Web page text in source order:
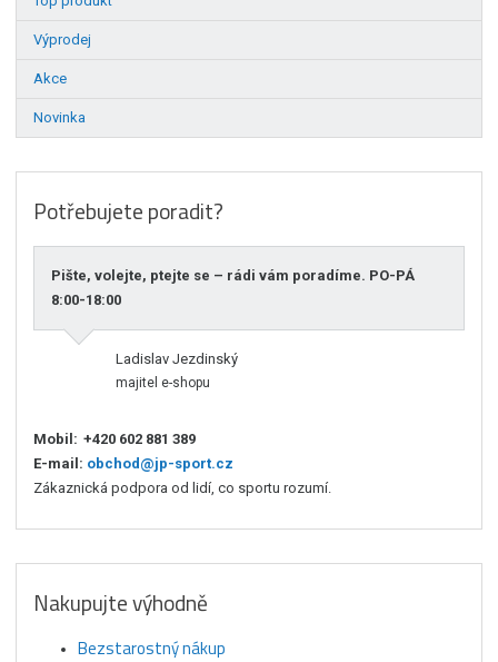
Výprodej
Akce
Novinka
Potřebujete poradit?
Pište, volejte, ptejte se – rádi vám poradíme. PO-PÁ
8:00-18:00
Ladislav Jezdinský
majitel e-shopu
Mobil: +420 602 881 389
E-mail: obchod@jp-sport.cz
Zákaznická podpora od lidí, co sportu rozumí.
Nakupujte výhodně
Bezstarostný nákup